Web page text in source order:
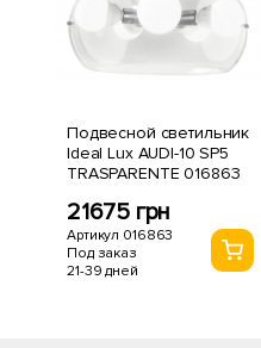
Подвесной светильник
Ideal Lux AUDI-10 SP5
TRASPARENTE 016863
21675 грн
Артикул 016863
Под заказ
21-39 дней